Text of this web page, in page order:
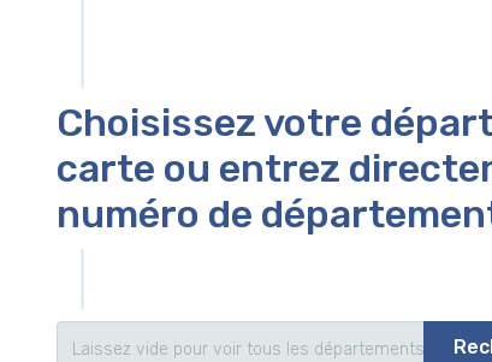
Choisissez votre
carte ou entrez
numéro de